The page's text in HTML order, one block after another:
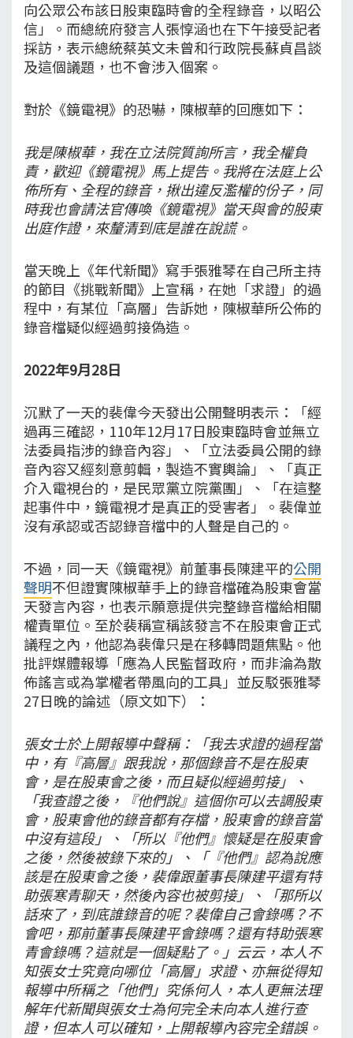
向公眾公布該日股東臨時會的全程錄音，以昭公
信」。而總統府發言人張惇涵也在下午接受記者
採訪，表示總統蔡英文未曾和行政院長蘇貞昌談
及這個議題，也不會涉入個案。
對於《鏡電視》的恐嚇，陳椒華的回應如下：
我是陳椒華，我在立法院質詢所言，我全權負
責，歡迎《鏡電視》馬上提告。我將在法庭上公
佈所有、全程的錄音，揪出違反濫權的份子，同
時我也會請法官傳喚《鏡電視》當天與會的股東
出庭作證，來釐清到底是誰在說謊。
當天晚上《年代新聞》寫手張雅琴在自己所主持
的節目《挑戰新聞》上宣稱，在她「求證」的過
程中，有某位「高層」告訴她，陳椒華所公佈的
錄音檔疑似經過剪接偽造。
2022年9月28日
沉默了一天的裴偉今天發出公開聲明表示：「經
過再三確認，110年12月17日股東臨時會並無立
法委員指涉的錄音內容」、「立法委員公開的錄
音內容又經刻意剪輯，製造不實輿論」、「真正
介入電視台的，是民眾黨立院黨團」、「在這整
起事件中，鏡電視才是真正的受害者」。裴偉並
沒有承認或否認錄音檔中的人聲是自己的。
不過，同一天《鏡電視》前董事長陳建平的公開
聲明不但證實陳椒華手上的錄音檔確為股東會當
天發言內容，也表示願意提供完整錄音檔給相關
權責單位。至於裴稱宣稱該發言不在股東會正式
議程之內，他認為裴偉只是在移轉問題焦點。他
批評媒體報導「應為人民監督政府，而非淪為散
佈謠言或為掌權者帶風向的工具」並反駁張雅琴
27日晚的論述（原文如下）：
張女士於上開報導中聲稱：「我去求證的過程當
中，有『高層』跟我說，那個錄音不是在股東
會，是在股東會之後，而且疑似經過剪接」、
「我查證之後，『他們說』這個你可以去調股東
會，股東會他的錄音都有存檔，股東會的錄音當
中沒有這段」、「所以『他們』懷疑是在股東會
之後，然後被錄下來的」、「『他們』認為說應
該是在股東會之後，裴偉跟董事長陳建平還有特
助張寒青聊天，然後內容也被剪接」、「那所以
話來了，到底誰錄音的呢？裴偉自己會錄嗎？不
會吧，那前董事長陳建平會錄嗎？還有特助張寒
青會錄嗎？這就是一個疑點了。」云云，本人不
知張女士究竟向哪位「高層」求證、亦無從得知
報導中所稱之「他們」究係何人，本人更無法理
解年代新聞與張女士為何完全未向本人進行查
證，但本人可以確知，上開報導內容完全錯誤。